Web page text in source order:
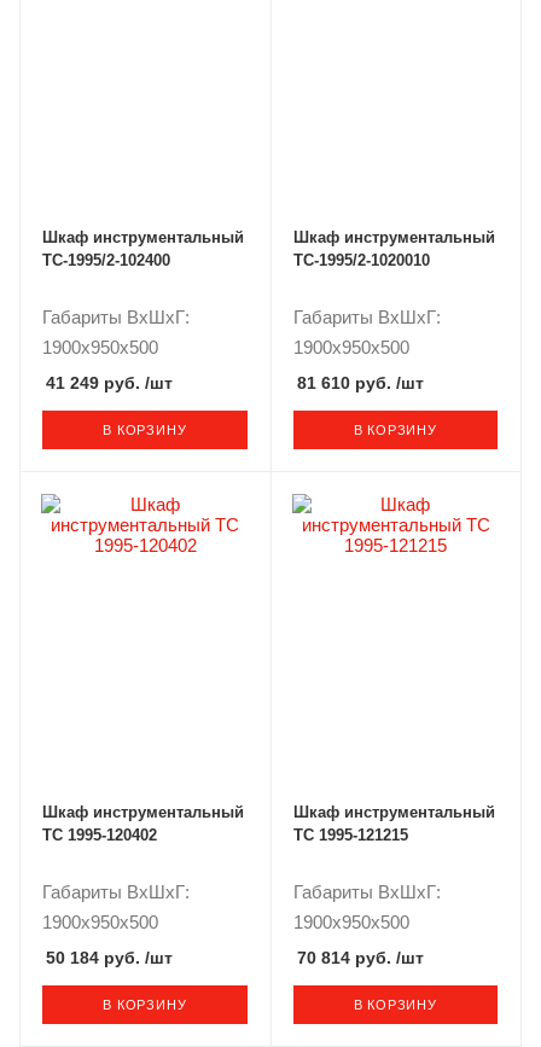
Шкаф инструментальный
TC-1995/2-102400
Габариты ВxШxГ:
1900x950x500
41 249 руб. /шт
В КОРЗИНУ
Шкаф инструментальный
TC-1995/2-1020010
Габариты ВxШxГ:
1900x950x500
81 610 руб. /шт
В КОРЗИНУ
Шкаф инструментальный
ТС 1995-120402
Габариты ВxШxГ:
1900x950x500
50 184 руб. /шт
В КОРЗИНУ
Шкаф инструментальный
ТС 1995-121215
Габариты ВxШxГ:
1900x950x500
70 814 руб. /шт
В КОРЗИНУ